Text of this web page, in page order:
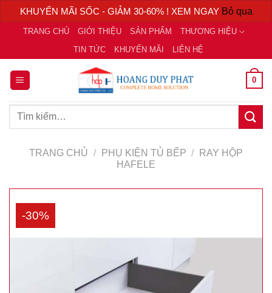
KHUYẾN MÃI SỐC - GIẢM 30-60% ! XEM NGAY Bỏ qua
Chuyển
nội
dung
TRANG CHỦ GIỚI THIỆU SẢN PHẨM
THƯƠNG HIỆU
TIN TỨC
KHUYẾN MÃI LIÊN HỆ
0
Tìm
TRANG CHỦ / PHỤ KIỆN TỦ BẾP /
RAY HỘP
HAFELE
-30%